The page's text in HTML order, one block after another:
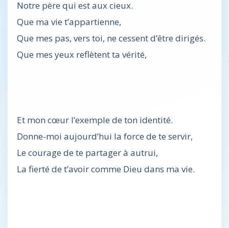
Notre père qui est aux cieux.
Que ma vie t’appartienne,
Que mes pas, vers toi, ne cessent d’être dirigés.
Que mes yeux reflètent ta vérité,
Et mon cœur l’exemple de ton identité.
Donne-moi aujourd’hui la force de te servir,
Le courage de te partager à autrui,
La fierté de t’avoir comme Dieu dans ma vie.